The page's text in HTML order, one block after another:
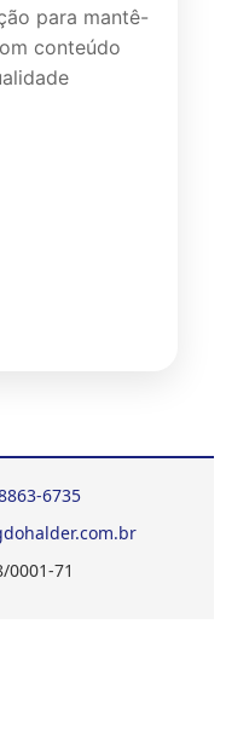
para mantê-
conteúdo
6735
0001-71